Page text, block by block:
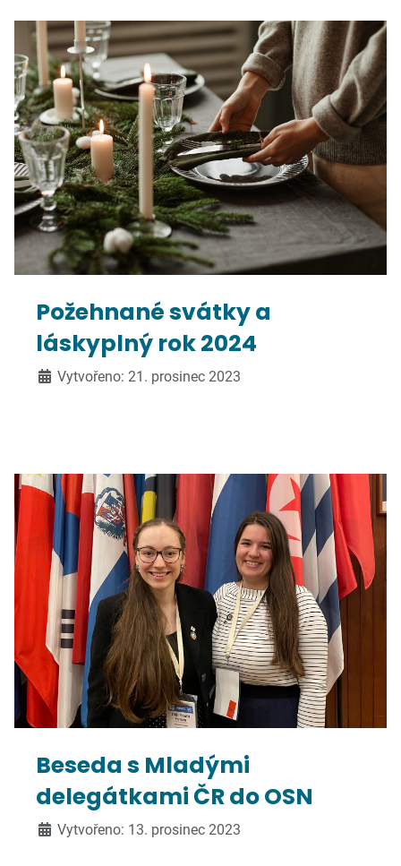
Požehnané svátky a
láskyplný rok 2024
Vytvořeno: 21. prosinec 2023
Beseda s Mladými
delegátkami ČR do OSN
Vytvořeno: 13. prosinec 2023